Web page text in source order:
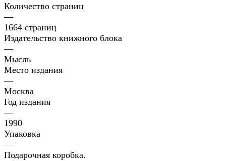
Количество страниц
—
1664 страниц
Издательство книжного блока
—
Мысль
Место издания
—
Москва
Год издания
—
1990
Упаковка
—
Подарочная коробка.